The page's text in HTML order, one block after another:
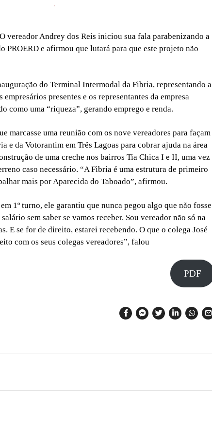
vereador Andrey dos Reis iniciou sua fala parabenizando a
PROERD e afirmou que lutará para que este projeto não
do Terminal Intermodal da Fibria, representando a
empresários presentes e os representantes da empresa
como uma “riqueza”, gerando emprego e renda.
marcasse uma reunião com os nove vereadores para façam
e da Votorantim em Três Lagoas para cobrar ajuda na área
de uma creche nos bairros Tia Chica I e II, uma vez
caso necessário. “A Fibria é uma estrutura de primeiro
mais por Aparecida do Taboado”, afirmou.
1º turno, ele garantiu que nunca pegou algo que não fosse
sem saber se vamos receber. Sou vereador não só na
E se for de direito, estarei recebendo. O que o colega José
com os seus colegas vereadores”, falou
PDF